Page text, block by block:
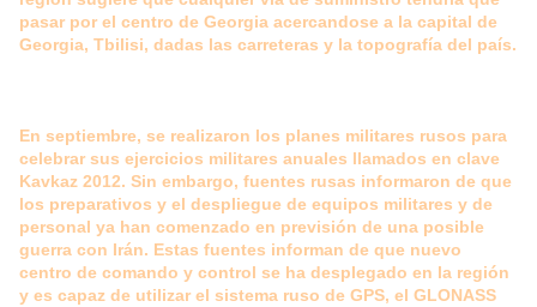
pasar por el centro de Georgia acercandose a la capital de
Georgia, Tbilisi, dadas las carreteras y la topografía del país.
En septiembre, se realizaron los planes militares rusos para
celebrar sus ejercicios militares anuales llamados en clave
Kavkaz 2012. Sin embargo, fuentes rusas informaron de que
los preparativos y el despliegue de equipos militares y de
personal ya han comenzado en previsión de una posible
guerra con Irán. Estas fuentes informan de que nuevo
centro de comando y control se ha desplegado en la región
y es capaz de utilizar el sistema ruso de GPS, el GLONASS